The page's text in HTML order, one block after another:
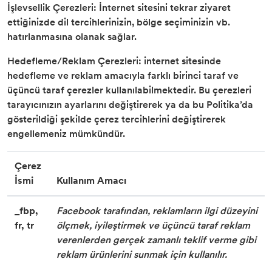
İşlevsellik Çerezleri: İnternet sitesini tekrar ziyaret
ettiğinizde dil tercihlerinizin, bölge seçiminizin vb.
hatırlanmasına olanak sağlar.
Hedefleme/Reklam Çerezleri: internet sitesinde
hedefleme ve reklam amacıyla farklı birinci taraf ve
üçüncü taraf çerezler kullanılabilmektedir. Bu çerezleri
tarayıcınızın ayarlarını değiştirerek ya da bu Politika’da
gösterildiği şekilde çerez tercihlerini değiştirerek
engellemeniz mümkündür.
Çerez
İsmi
Kullanım Amacı
_fbp,
fr, tr
Facebook tarafından, reklamların ilgi düzeyini
ölçmek, iyileştirmek ve üçüncü taraf reklam
verenlerden gerçek zamanlı teklif verme gibi
reklam ürünlerini sunmak için kullanılır.